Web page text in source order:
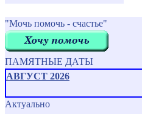
"Мочь помочь - счастье"
ПАМЯТНЫЕ ДАТЫ
АВГУСТ 2026
Актуально